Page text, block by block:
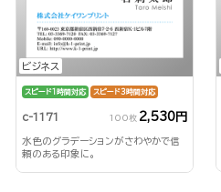
ビジネス
スピード1時間対応 スピード3時間対応
c-1171 100枚 2,530円
水色のグラデーションがさわやかで信
頼のある印象に。